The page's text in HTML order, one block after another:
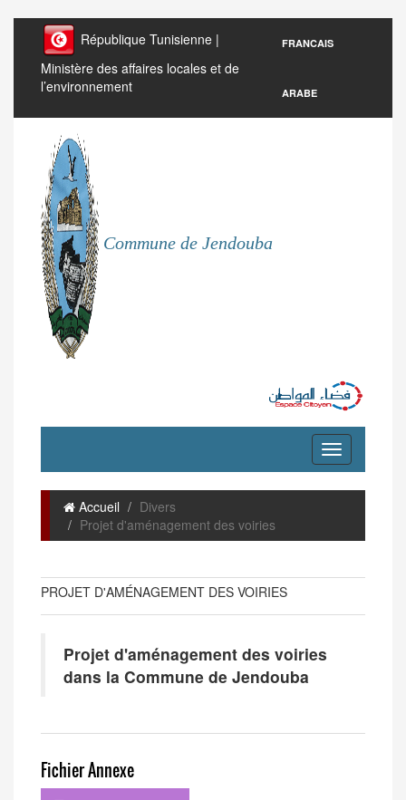
République Tunisienne |
Ministère des affaires locales et de
l’environnement
FRANCAIS
ARABE
Commune de Jendouba
Accueil
Divers
Projet d'aménagement des voiries
PROJET D'AMÉNAGEMENT DES VOIRIES
Projet d'aménagement des voiries
dans la Commune de Jendouba
Fichier Annexe